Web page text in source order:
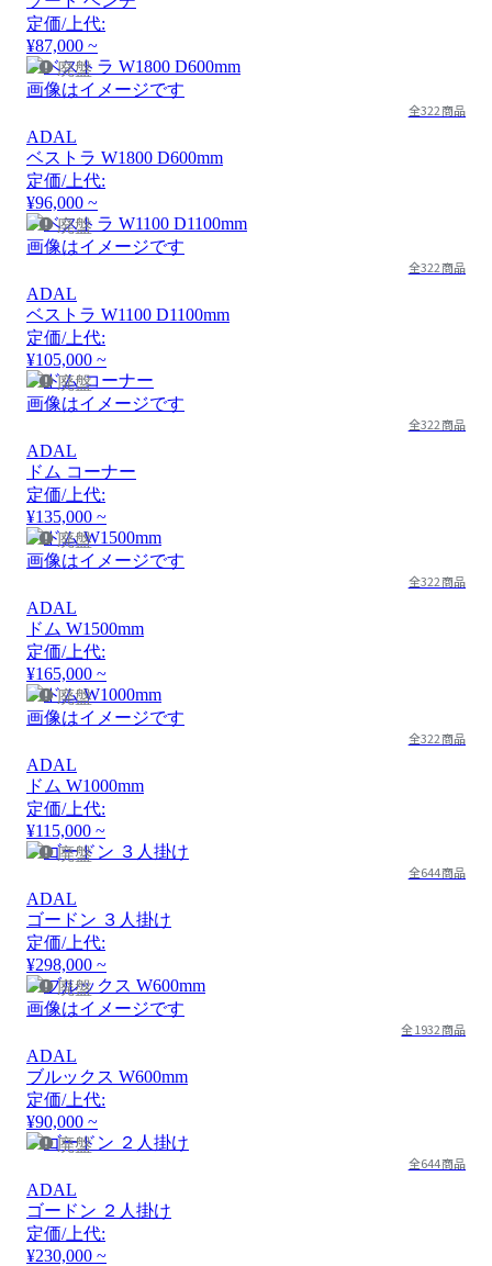
定価/上代:
¥87,000 ~
廃盤
画像はイメージです
全322商品
ADAL
ベストラ W1800 D600mm
定価/上代:
¥96,000 ~
廃盤
画像はイメージです
全322商品
ADAL
ベストラ W1100 D1100mm
定価/上代:
¥105,000 ~
廃盤
画像はイメージです
全322商品
ADAL
ドム コーナー
定価/上代:
¥135,000 ~
廃盤
画像はイメージです
全322商品
ADAL
ドム W1500mm
定価/上代:
¥165,000 ~
廃盤
画像はイメージです
全322商品
ADAL
ドム W1000mm
定価/上代:
¥115,000 ~
廃盤
全644商品
ADAL
ゴードン ３人掛け
定価/上代:
¥298,000 ~
廃盤
画像はイメージです
全1932商品
ADAL
ブルックス W600mm
定価/上代:
¥90,000 ~
廃盤
全644商品
ADAL
ゴードン ２人掛け
定価/上代:
¥230,000 ~